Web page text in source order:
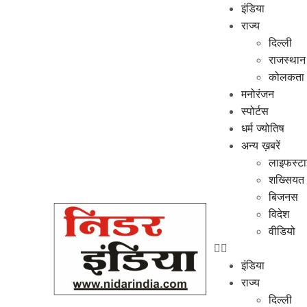
इंडिया
राज्य
दिल्ली
राजस्थान
कोलकता
मनोरंजन
स्पोर्टस
धर्म ज्योतिष
अन्य ख़बरें
शख्सियत
बिजनस
विदेश
वीडियो
इंडिया
राज्य
दिल्ली